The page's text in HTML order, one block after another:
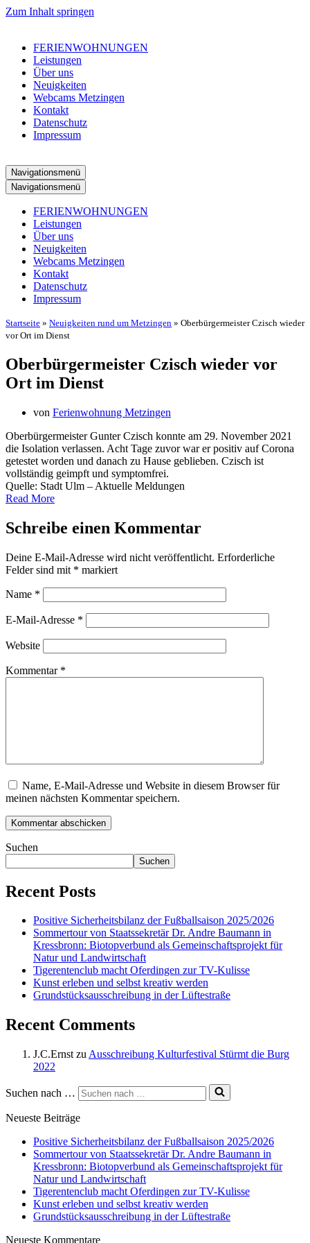
Zum Inhalt springen
FERIENWOHNUNGEN
Leistungen
Über uns
Neuigkeiten
Webcams Metzingen
Kontakt
Datenschutz
Impressum
Navigationsmenü
Navigationsmenü
FERIENWOHNUNGEN
Leistungen
Über uns
Neuigkeiten
Webcams Metzingen
Kontakt
Datenschutz
Impressum
Startseite » Neuigkeiten rund um Metzingen » Oberbürgermeister Czisch wieder
vor Ort im Dienst
Oberbürgermeister Czisch wieder vor
Ort im Dienst
von Ferienwohnung Metzingen
Oberbürgermeister Gunter Czisch konnte am 29. November 2021
die Isolation verlassen. Acht Tage zuvor war er positiv auf Corona
getestet worden und danach zu Hause geblieben. Czisch ist
vollständig geimpft und symptomfrei.
Quelle: Stadt Ulm – Aktuelle Meldungen
Read More
Schreibe einen Kommentar
Deine E-Mail-Adresse wird nicht veröffentlicht. Erforderliche
Felder sind mit * markiert
Name *
E-Mail-Adresse *
Website
Kommentar *
Name, E-Mail-Adresse und Website in diesem Browser für
meinen nächsten Kommentar speichern.
Suchen
Suchen
Recent Posts
Positive Sicherheitsbilanz der Fußballsaison 2025/2026
Sommertour von Staatssekretär Dr. Andre Baumann in
Kressbronn: Biotopverbund als Gemeinschaftsprojekt für
Natur und Landwirtschaft
Tigerentenclub macht Oferdingen zur TV-Kulisse
Kunst erleben und selbst kreativ werden
Grundstücksausschreibung in der Lüftestraße
Recent Comments
J.C.Ernst zu Ausschreibung Kulturfestival Stürmt die Burg
2022
Suchen nach …
Neueste Beiträge
Positive Sicherheitsbilanz der Fußballsaison 2025/2026
Sommertour von Staatssekretär Dr. Andre Baumann in
Kressbronn: Biotopverbund als Gemeinschaftsprojekt für
Natur und Landwirtschaft
Tigerentenclub macht Oferdingen zur TV-Kulisse
Kunst erleben und selbst kreativ werden
Grundstücksausschreibung in der Lüftestraße
Neueste Kommentare